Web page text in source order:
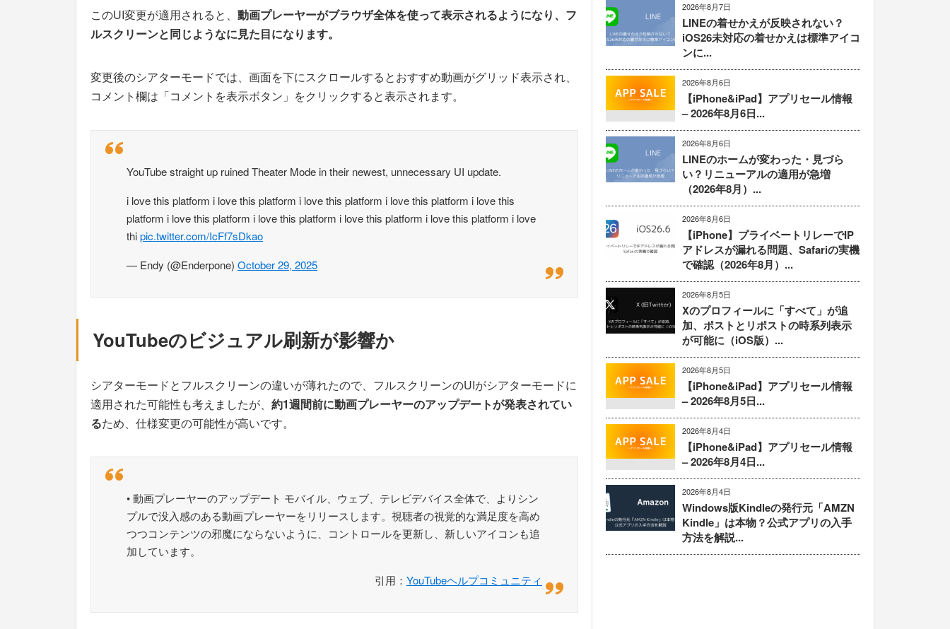
このUI変更が適用されると、 動画プレーヤーがブラウザ全体を使って表示されるようになり、フ
ルスクリーンと同じようなに見た目になります。
変更後のシアターモードでは、画面を下にスクロールするとおすすめ動画がグリッド表示され、
コメント欄は「コメントを表示ボタン」をクリックすると表示されます。
YouTube straight up ruined Theater Mode in their newest, unnecessary UI update.
i love this platform i love this platform i love this platform i love this platform i love this
platform i love this platform i love this platform i love this platform i love this platform i love
thipic.twitter.com/IcFf7sDkao
— Endy (@Enderpone) October 29, 2025
YouTubeのビジュアル刷新が影響か
シアターモードとフルスクリーンの違いが薄れたので、フルスクリーンのUIがシアターモードに
適用された可能性も考えましたが、 約1週間前に動画プレーヤーのアップデートが発表されてい
るため、仕様変更の可能性が高いです。
• 動画プレーヤーのアップデート モバイル、ウェブ、テレビデバイス全体で、よりシン
プルで没入感のある動画プレーヤーをリリースします。視聴者の視覚的な満足度を高め
つつコンテンツの邪魔にならないように、コントロールを更新し、新しいアイコンも追
加しています。
引用： YouTubeヘルプコミュニティ
2026年8月7日
LINEの着せかえが反映されない？
iOS26未対応の着せかえは標準アイコ
ンに...
2026年8月6日
【iPhone&iPad】アプリセール情報
– 2026年8月6日...
2026年8月6日
LINEのホームが変わった・見づら
い？リニューアルの適用が急増
（2026年8月）...
2026年8月6日
【iPhone】プライベートリレーでIP
アドレスが漏れる問題、Safariの実機
で確認（2026年8月）...
2026年8月5日
Xのプロフィールに「すべて」が追
加、ポストとリポストの時系列表示
が可能に（iOS版）...
2026年8月5日
【iPhone&iPad】アプリセール情報
– 2026年8月5日...
2026年8月4日
【iPhone&iPad】アプリセール情報
– 2026年8月4日...
2026年8月4日
Windows版Kindleの発行元「AMZN
Kindle」は本物？公式アプリの入手
方法を解説...